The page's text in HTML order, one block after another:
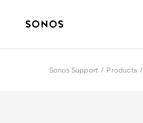
Sonos Support / Products /